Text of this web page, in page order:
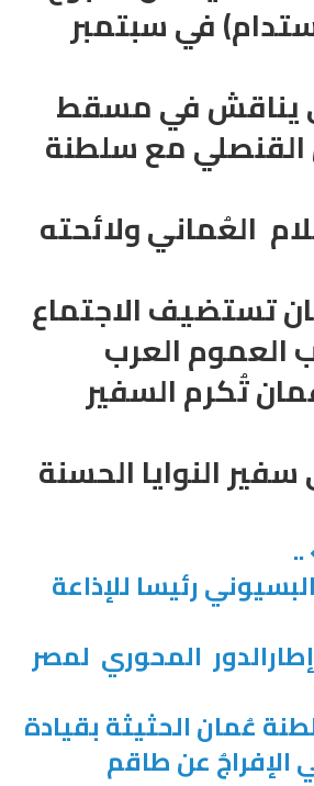
في سبتمبر
يناقش في مسقط
القنصلي مع سلطنة
العُماني ولائحته
تستضيف الاجتماع
العموم العرب
تُكرم السفير
النوايا الحسنة
رئيسا للإذاعة
المحوري لمصر
عُمان الحثيثة بقيادة
عن طاقم